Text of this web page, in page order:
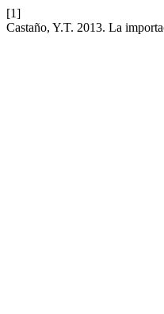
[1]
Castaño, Y.T. 2013. La